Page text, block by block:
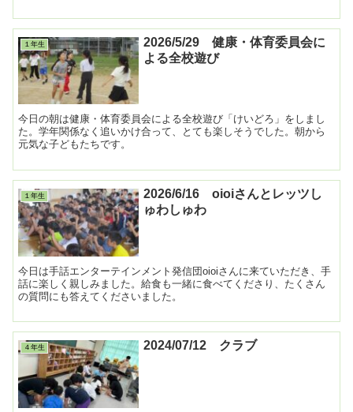
１年生
2026/5/29 健康・体育委員会に
よる全校遊び
今日の朝は健康・体育委員会による全校遊び「けいどろ」をしまし
た。学年関係なく追いかけ合って、とても楽しそうでした。朝から
元気な子どもたちです。
１年生
2026/6/16 oioiさんとレッツし
ゅわしゅわ
今日は手話エンターテインメント発信団oioiさんに来ていただき、手
話に楽しく親しみました。給食も一緒に食べてくださり、たくさん
の質問にも答えてくださいました。
４年生 2024/07/12 クラブ